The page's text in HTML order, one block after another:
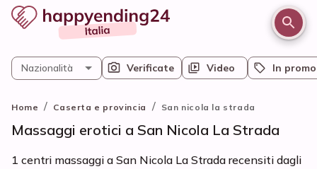
Verificate Video In promo
Nazionalità
Home / Caserta e provincia / San nicola la strada
Massaggi erotici a San Nicola La Strada
1 centri massaggi a San Nicola La Strada recensiti dagli